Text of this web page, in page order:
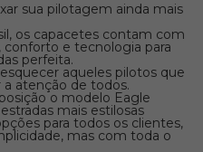
sua pilotagem ainda mais
os capacetes contam com
conforto e tecnologia para
perfeita.
aqueles pilotos que
a atenção de todos.
o modelo Eagle
mais estilosas
para todos os clientes,
mas com toda o